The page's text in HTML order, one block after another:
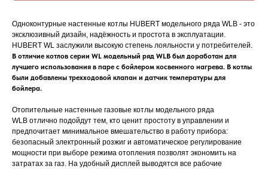
Одноконтурные настенные котлы HUBERT модельного ряда WLB - это
эксклюзивный дизайн, надёжность и простота в эксплуатации.
HUBERT WL заслужили высокую степень лояльности у потребителей.
В отличие котлов серии WL модельный ряд WLB был доработан для
лучшего использования в паре с бойлером косвенного нагрева. В котлы
были добавлены трехходовой клапан и датчик температуры для
бойлера.
Отопительные настенные газовые котлы модельного ряда
WLB отлично подойдут тем, кто ценит простоту в управлении и
предпочитает минимальное вмешательство в работу прибора:
безопасный электронный розжиг и автоматическое регулирование
мощности при выборе режима отопления позволят экономить на
затратах за газ. На удобный дисплей выводятся все рабочие